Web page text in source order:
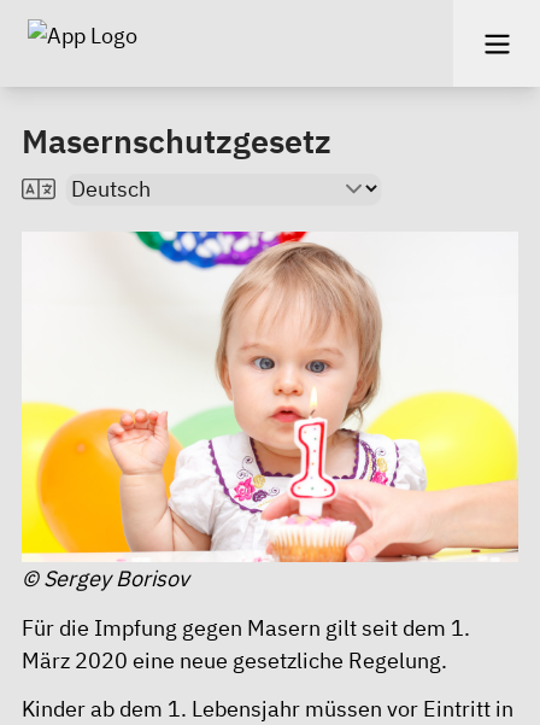
Masernschutzgesetz
© Sergey Borisov
Für die Impfung gegen Masern gilt seit dem 1.
März 2020 eine neue gesetzliche Regelung.
Kinder ab dem 1. Lebensjahr müssen vor Eintritt in